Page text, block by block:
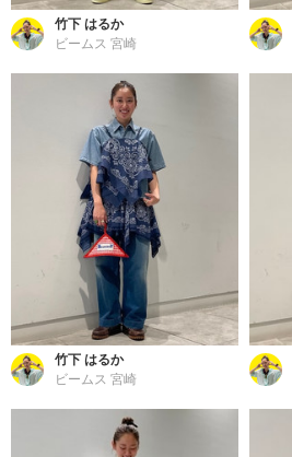
竹下 はるか
ビームス 宮崎
竹下 はるか
ビームス 宮崎